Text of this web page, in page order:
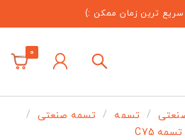
سریع ترین زمان ممکن :)
0
تسمه
تسمه صنعتی
تسمه C75